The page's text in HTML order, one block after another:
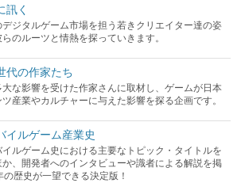
訊く
デジタルゲーム市場を担う若きクリエイター達の姿
のルーツと情熱を探っていきます。
代の作家たち
な影響を受けた作家さんに取材し、ゲームが日本
産業やカルチャーに与えた影響を探る企画です。
イルゲーム産業史
イルゲーム史における主要なトピック・タイトルを
、開発者へのインタビューや識者による解説を掲
歴史が一望できる決定版！